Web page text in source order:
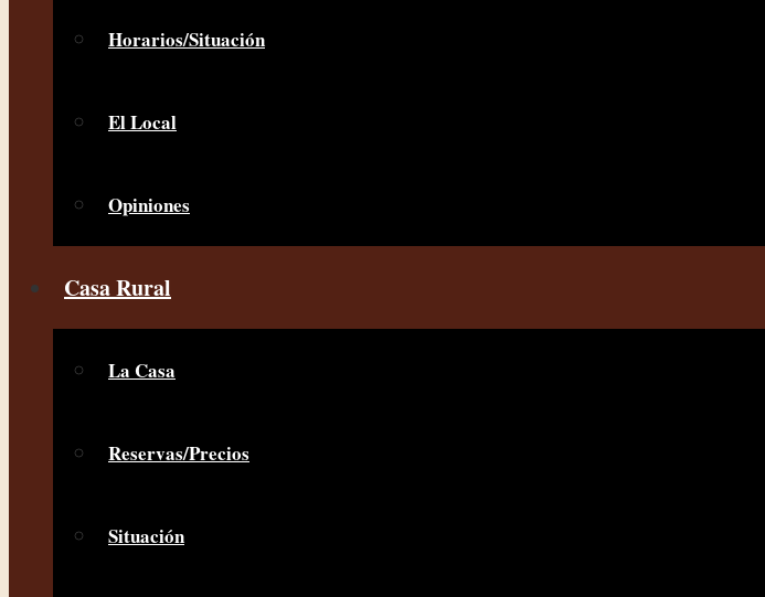
Horarios/Situación
El Local
Opiniones
Casa Rural
La Casa
Reservas/Precios
Situación